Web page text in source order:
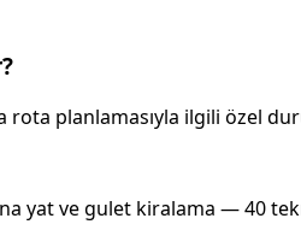
rota planlamasıyla ilgili özel
yat ve gulet kiralama — 40